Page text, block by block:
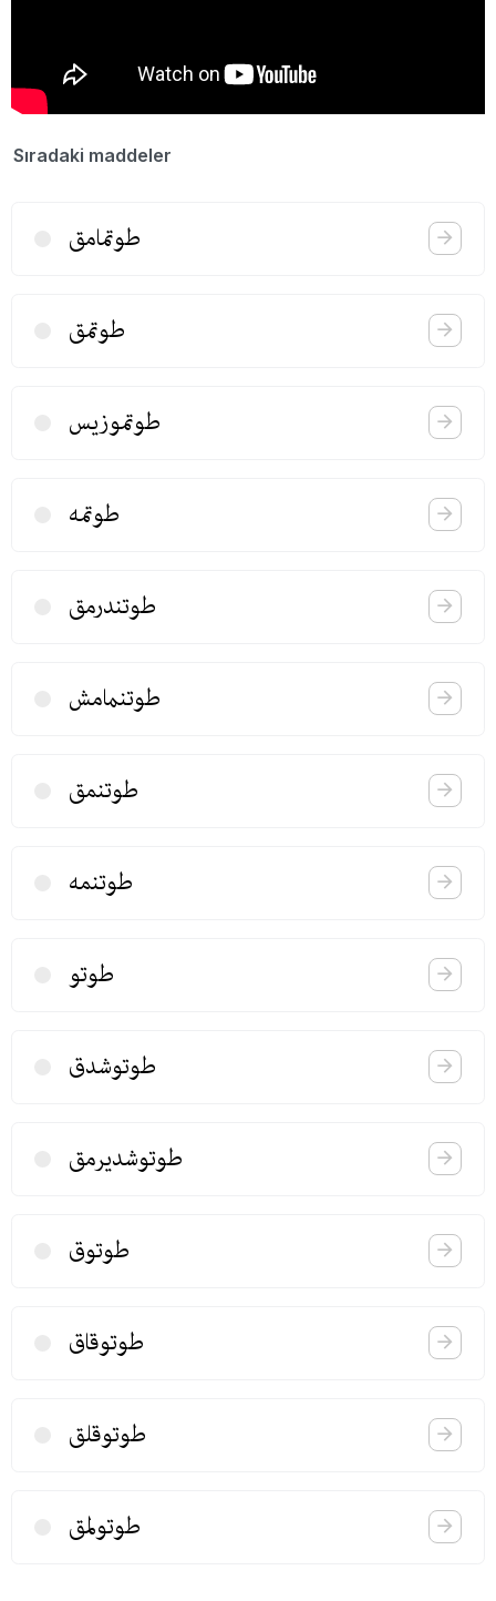
Sıradaki maddeler
طوتمامق
طوتمق
طوتموزیس
طوتمه
طوتندرمق
طوتنمامش
طوتنمق
طوتنمه
طوتو
طوتوشدق
طوتوشدیرمق
طوتوق
طوتوقاق
طوتوقلق
طوتولمق